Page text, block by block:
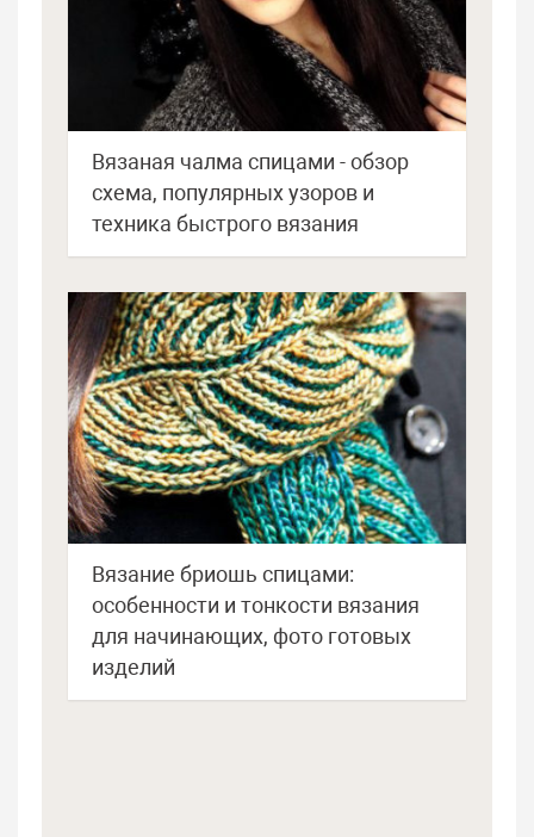
Вязаная чалма спицами - обзор
схема, популярных узоров и
техника быстрого вязания
Вязание бриошь спицами:
особенности и тонкости вязания
для начинающих, фото готовых
изделий